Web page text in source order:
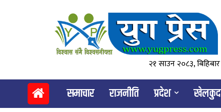
२१ साउन २०८३, बिहिबार
समाचार राजनीति प्रदेश खेलकुद